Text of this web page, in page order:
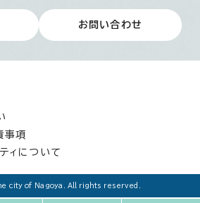
お問い合わせ
事項
ィについて
city of Nagoya. All rights reserved.